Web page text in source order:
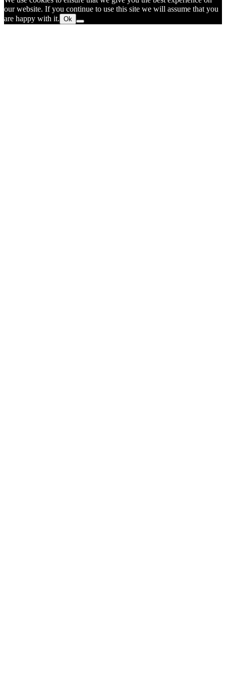
our website. If you continue to use this site we will assume that you
are happy with it. Ok